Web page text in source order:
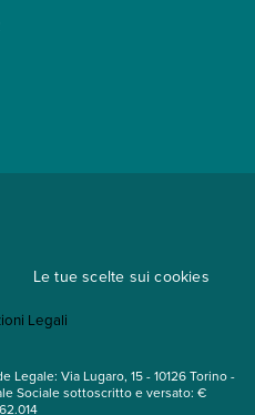
Le tue scelte sui cookies
Legali
Via Lugaro, 15 - 10126 Torino -
Sociale sottoscritto e versato: €